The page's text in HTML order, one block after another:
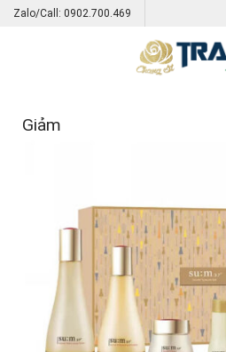
SkipZalo/Call: 0902.700.469
Giảm